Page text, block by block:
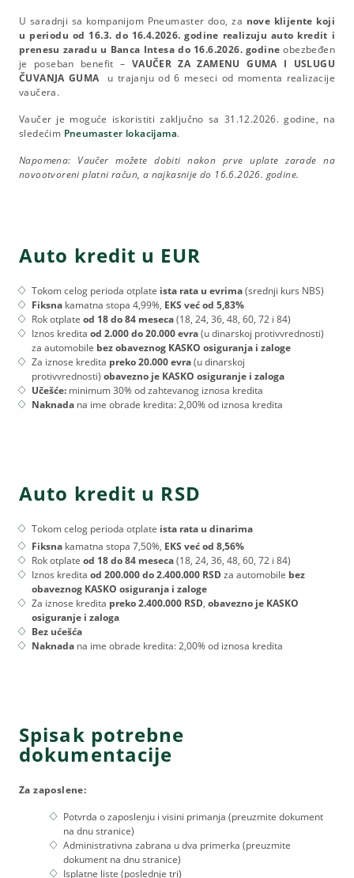
U saradnji sa kompanijom Pneumaster doo, za nove klijente koji
u periodu od 16.3. do 16.4.2026. godine realizuju auto kredit i
prenesu zaradu u Banca Intesa do 16.6.2026. godineobezbeđen
je poseban benefit – VAUČER ZA ZAMENU GUMA I USLUGU
ČUVANJA GUMA u trajanju od 6 meseci od momenta realizacije
vaučera.
Vaučer je moguće iskoristiti zaključno sa 31.12.2026. godine, na
sledećim Pneumaster lokacijama.
Napomena: Vaučer možete dobiti nakon prve uplate zarade na
novootvoreni platni račun, a najkasnije do 16.6.2026. godine.
Auto kredit u EUR
Tokom celog perioda otplate ista rata u evrima(srednji kurs NBS)
Fiksna kamatna stopa 4,99%, EKS već od 5,83%
Rok otplate od 18 do 84 meseca(18, 24, 36, 48, 60, 72 i 84)
Iznos kredita od 2.000 do 20.000 evra(u dinarskoj protivvrednosti)
za automobile bez obaveznog KASKO osiguranja i zaloge
Za iznose kredita preko 20.000 evra(u dinarskoj
protivvrednosti) obavezno je KASKO osiguranje i zaloga
Učešće: minimum 30% od zahtevanog iznosa kredita
Naknada na ime obrade kredita: 2,00% od iznosa kredita
Auto kredit u RSD
Tokom celog perioda otplate ista rata u dinarima
Fiksna kamatna stopa 7,50%, EKS već od 8,56%
Rok otplate od 18 do 84 meseca(18, 24, 36, 48, 60, 72 i 84)
Iznos kredita od 200.000 do 2.400.000 RSDza automobile bez
obaveznog KASKO osiguranja i zaloge
Za iznose kredita preko 2.400.000 RSD, obavezno je KASKO
osiguranje i zaloga
Bez ućešća
Naknada na ime obrade kredita: 2,00% od iznosa kredita
Spisak potrebne
dokumentacije
Za zaposlene:
Potvrda o zaposlenju i visini primanja (preuzmite dokument
na dnu stranice)
Administrativna zabrana u dva primerka (preuzmite
dokument na dnu stranice)
Isplatne liste (poslednje tri)